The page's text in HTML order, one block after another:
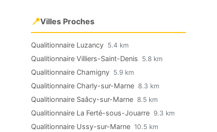
📍Villes Proches
Qualitionnaire Luzancy 5.4 km
Qualitionnaire Villiers-Saint-Denis 5.8 km
Qualitionnaire Chamigny 5.9 km
Qualitionnaire Charly-sur-Marne 8.3 km
Qualitionnaire Saâcy-sur-Marne 8.5 km
Qualitionnaire La Ferté-sous-Jouarre 9.3 km
Qualitionnaire Ussy-sur-Marne 10.5 km